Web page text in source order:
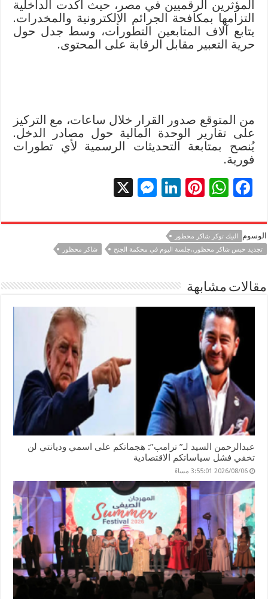
المؤثرين الرقميين في مصر، حيث أكدت الداخلية
التزامها بمكافحة الجرائم الإلكترونية والمخدرات.
يتابع آلاف المتابعين التطورات، وسط جدل حول
حرية التعبير مقابل الرقابة على المحتوى.
من المتوقع صدور القرار خلال ساعات، مع التركيز
على تقارير الوحدة المالية حول مصادر الدخل.
يُنصح بمتابعة التحديثات الرسمية لأي تطورات
فورية.
F
e
b
o
k
W
at
sA
p
Pi
er
es
Li
k
e
n
M
se
n
er
الوسوم
التيك توكر شاكر محظور
تجديد حبس شاكر محظور..جلسة اليوم في محكمة الجنح
شاكر محظور
مقالات مشابهة
عبدالرحمن السيد لـ” ترامب”: هجماتكم على اسمي وديانتي لن
تخفي فشل سياساتكم الاقتصادية
2026/08/06 3:55:01 مساءً